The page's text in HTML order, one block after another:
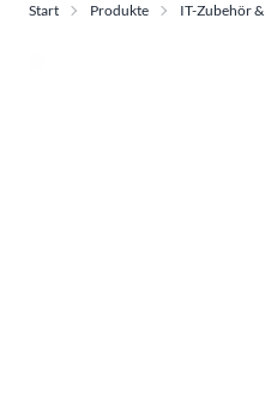
Start Produkte IT-Zubehör